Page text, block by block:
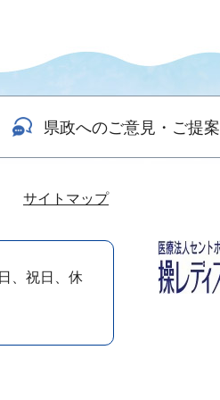
県政へのご意見・ご提案
サイトマップ
、祝日、休